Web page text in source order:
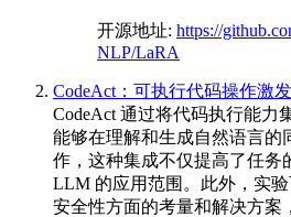
开源地址: https://
NLP/LaRA
CodeAct：可执行代码操作激
CodeAct 通过将代码执行能力
能够在理解和生成自然语言的
作，这种集成不仅提高了任务
LLM 的应用范围。此外，实
安全性方面的考量和解决方案